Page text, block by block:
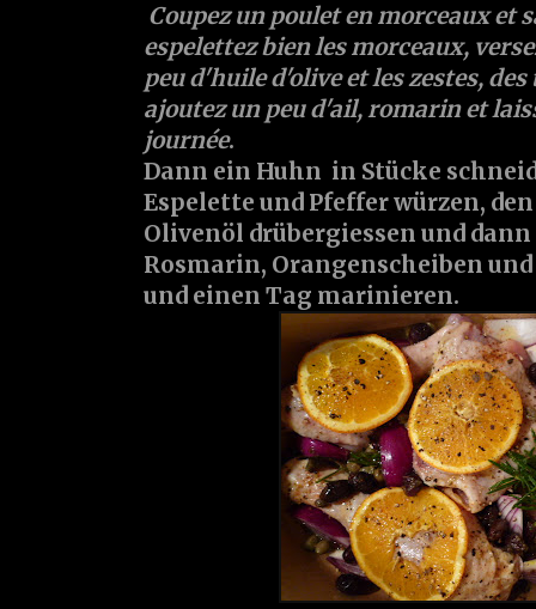
Coupez un poulet en morceaux et
espelettez bien les morceaux,
peu d'huile d'olive et les zestes,
ajoutez un peu d'ail, romarin et
journée.
Dann ein Huhn in Stücke
Espelette und Pfeffer würzen,
Olivenöl drübergiessen und
Rosmarin, Orangenscheiben
und einen Tag marinieren.